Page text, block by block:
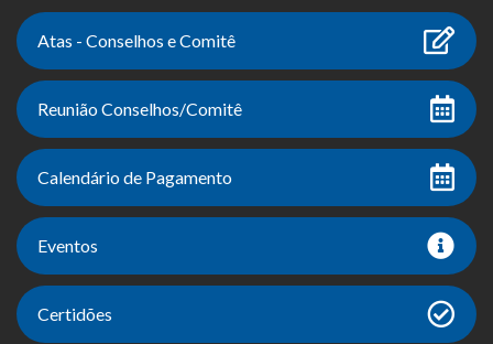
Atas - Conselhos e Comitê
Reunião Conselhos/Comitê
Calendário de Pagamento
Eventos
Certidões